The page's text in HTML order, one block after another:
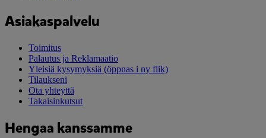
Asiakaspalvelu
Toimitus
Palautus ja Reklamaatio
Yleisiä kysymyksiä (öppnas i ny flik)
Tilaukseni
Ota yhteyttä
Takaisinkutsut
Hengaa kanssamme